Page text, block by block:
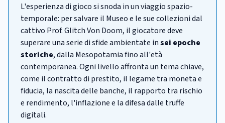
L'esperienza di gioco si snoda in un viaggio spazio-
temporale: per salvare il Museo e le sue collezioni dal
cattivo Prof. Glitch Von Doom, il giocatore deve
superare una serie di sfide ambientate insei epoche
storiche, dalla Mesopotamia fino all'età
contemporanea. Ogni livello affronta un tema chiave,
come il contratto di prestito, il legame tra moneta e
fiducia, la nascita delle banche, il rapporto tra rischio
e rendimento, l'inflazione e la difesa dalle truffe
digitali.